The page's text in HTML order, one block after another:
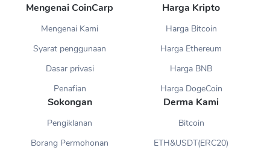
Mengenai CoinCarp
Mengenai Kami
Syarat penggunaan
Dasar privasi
Penafian
Harga Kripto
Harga Bitcoin
Harga Ethereum
Harga BNB
Harga DogeCoin
Sokongan
Pengiklanan
Borang Permohonan
Derma Kami
Bitcoin
ETH&USDT(ERC20)